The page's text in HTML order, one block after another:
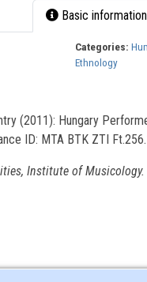
Basic information
Categories:
Ethnology
(2011): Hungary
ID: MTA BTK ZTI
Institute of Musicology.